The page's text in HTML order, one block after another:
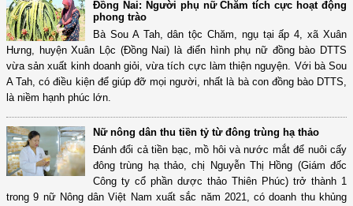
Đồng Nai: Người phụ nữ Chăm tích cực hoạt động
phong trào
Bà Sou A Tah, dân tộc Chăm, ngụ tại ấp 4, xã Xuân
Hưng, huyện Xuân Lộc (Đồng Nai) là điển hình phụ nữ đồng bào DTTS
vừa sản xuất kinh doanh giỏi, vừa tích cực làm thiện nguyện. Với bà Sou
A Tah, có điều kiện để giúp đỡ mọi người, nhất là bà con đồng bào DTTS,
là niềm hạnh phúc lớn.
Nữ nông dân thu tiền tỷ từ đông trùng hạ thảo
Đánh đổi cả tiền bạc, mồ hôi và nước mắt để nuôi cấy
đông trùng hạ thảo, chị Nguyễn Thị Hồng (Giám đốc
Công ty cổ phần dược thảo Thiên Phúc) trở thành 1
trong 9 nữ Nông dân Việt Nam xuất sắc năm 2021, có doanh thu khủng